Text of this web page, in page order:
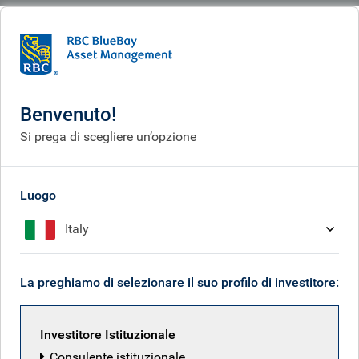
Who we are
Policy & politics
Benvenuto!
Si prega di scegliere un’opzione
Luogo
Italy
La preghiamo di selezionare il suo profilo di investitore:
Investitore Istituzionale